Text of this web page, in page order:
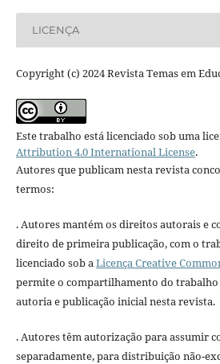
LICENÇA
Copyright (c) 2024 Revista Temas em
Este trabalho está licenciado sob uma
Attribution 4.0 International License.
Autores que publicam nesta revista
termos:
. Autores mantém os direitos autorais e
direito de primeira publicação, com o
licenciado sob a Licença Creative
permite o compartilhamento do trabalho
autoria e publicação inicial nesta revista.
. Autores têm autorização para assumir
separadamente, para distribuição não-